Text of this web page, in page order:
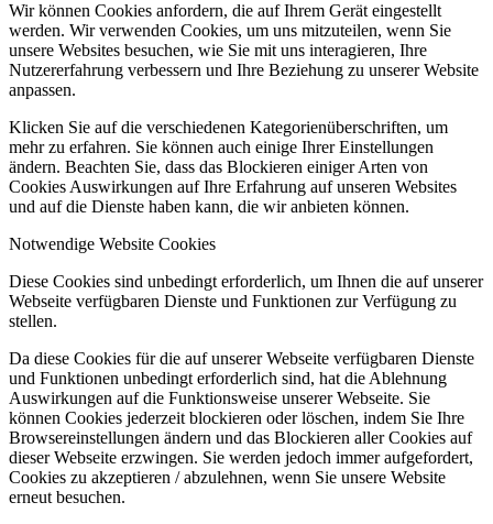
Wir können Cookies anfordern, die auf Ihrem Gerät eingestellt
werden. Wir verwenden Cookies, um uns mitzuteilen, wenn Sie
unsere Websites besuchen, wie Sie mit uns interagieren, Ihre
Nutzererfahrung verbessern und Ihre Beziehung zu unserer Website
anpassen.
Klicken Sie auf die verschiedenen Kategorienüberschriften, um
mehr zu erfahren. Sie können auch einige Ihrer Einstellungen
ändern. Beachten Sie, dass das Blockieren einiger Arten von
Cookies Auswirkungen auf Ihre Erfahrung auf unseren Websites
und auf die Dienste haben kann, die wir anbieten können.
Notwendige Website Cookies
Diese Cookies sind unbedingt erforderlich, um Ihnen die auf unserer
Webseite verfügbaren Dienste und Funktionen zur Verfügung zu
stellen.
Da diese Cookies für die auf unserer Webseite verfügbaren Dienste
und Funktionen unbedingt erforderlich sind, hat die Ablehnung
Auswirkungen auf die Funktionsweise unserer Webseite. Sie
können Cookies jederzeit blockieren oder löschen, indem Sie Ihre
Browsereinstellungen ändern und das Blockieren aller Cookies auf
dieser Webseite erzwingen. Sie werden jedoch immer aufgefordert,
Cookies zu akzeptieren / abzulehnen, wenn Sie unsere Website
erneut besuchen.